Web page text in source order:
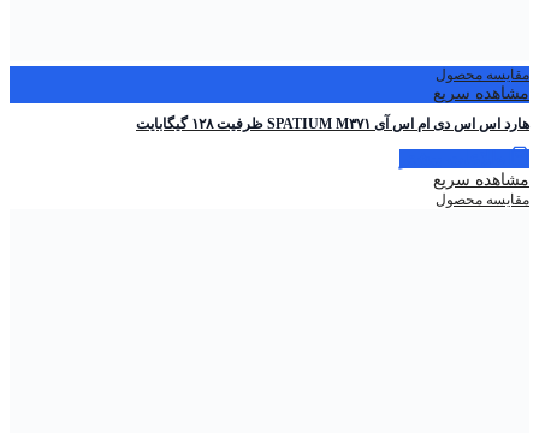
مقایسه محصول
مشاهده سریع
هارد اس اس دی ام اس آی SPATIUM M۳۷۱ ظرفیت ۱۲۸ گیگابایت
مشاهده سریع
مقایسه محصول